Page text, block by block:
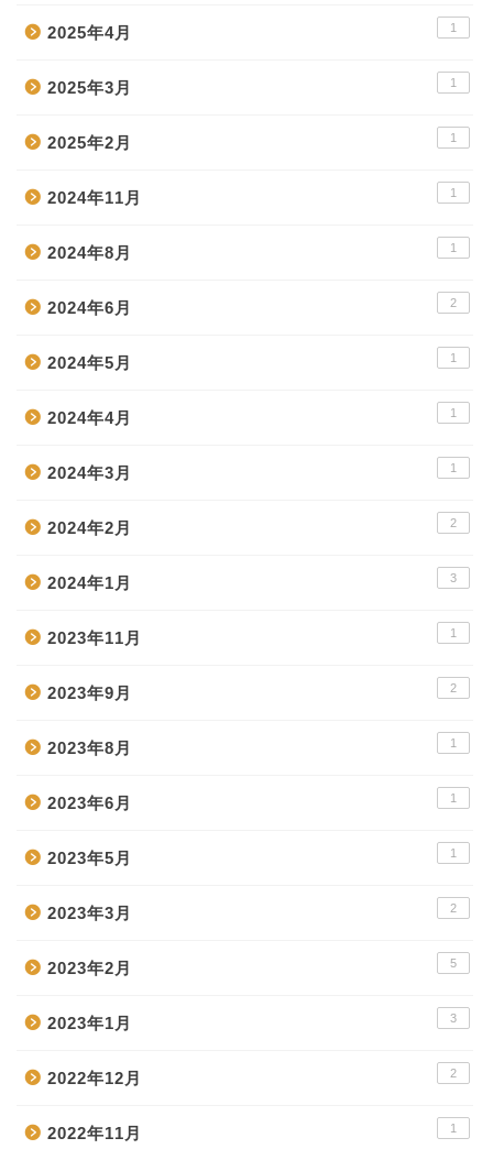
2025年4月 1
2025年3月 1
2025年2月 1
2024年11月 1
2024年8月 1
2024年6月 2
2024年5月 1
2024年4月 1
2024年3月 1
2024年2月 2
2024年1月 3
2023年11月 1
2023年9月 2
2023年8月 1
2023年6月 1
2023年5月 1
2023年3月 2
2023年2月 5
2023年1月 3
2022年12月 2
2022年11月 1